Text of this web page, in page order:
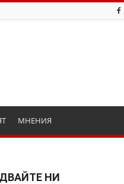
МНЕНИЯ
НИ